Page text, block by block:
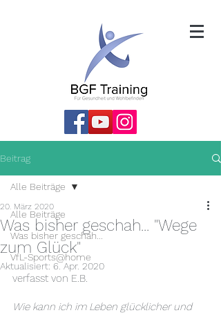
Beitrag
Alle Beiträge
Was bisher geschah...
VfL-Sports@home
Alle Beiträge
Was bisher geschah... "Wege
zum Glück"
20. März 2020
Aktualisiert: 6. Apr. 2020
verfasst von E.B.
Wie kann ich im Leben glücklicher und